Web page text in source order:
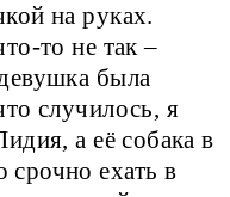
на руках.
то не так –
была
случилось, я
а её собака в
ехать в